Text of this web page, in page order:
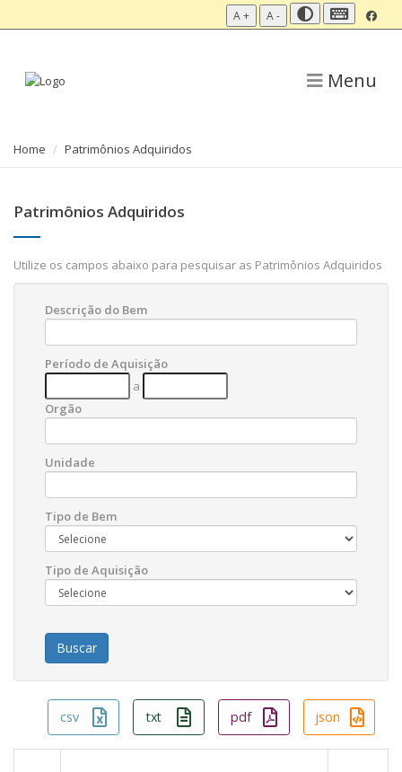
A + A -
Menu
Home Patrimônios Adquiridos
Patrimônios Adquiridos
Utilize os campos abaixo para pesquisar as Patrimônios Adquiridos
Descrição do Bem
Período de Aquisição
a
Orgão
Unidade
Tipo de Bem
Tipo de Aquisição
csv txt pdf json